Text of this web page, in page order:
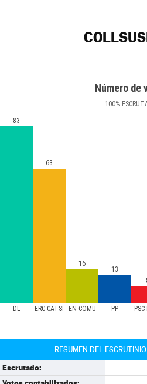
Número de
100%
DL ERC-CATSÍ EN COMÚ PP
83
63
16
13
RESUMEN DEL
Escrutado: